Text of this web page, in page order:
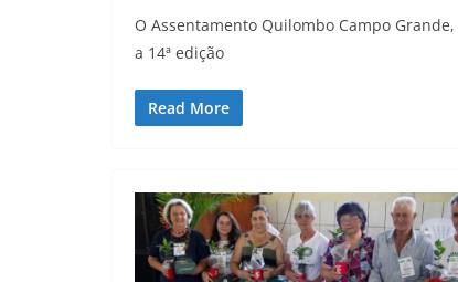
O Assentamento Quilombo Campo
a 14ª edição
Read More